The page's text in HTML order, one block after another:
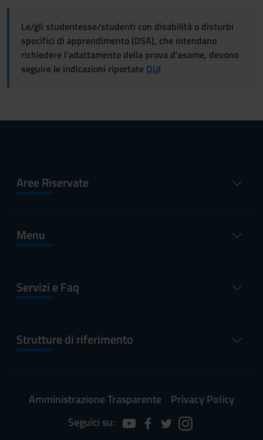
Le/gli studentesse/studenti con disabilità o disturbi
specifici di apprendimento (DSA), che intendano
richiedere l'adattamento della prova d'esame, devono
seguire le indicazioni riportate QUI
Aree Riservate
Menu
Servizi e Faq
Strutture di riferimento
Amministrazione Trasparente
Privacy Policy
Seguici su: